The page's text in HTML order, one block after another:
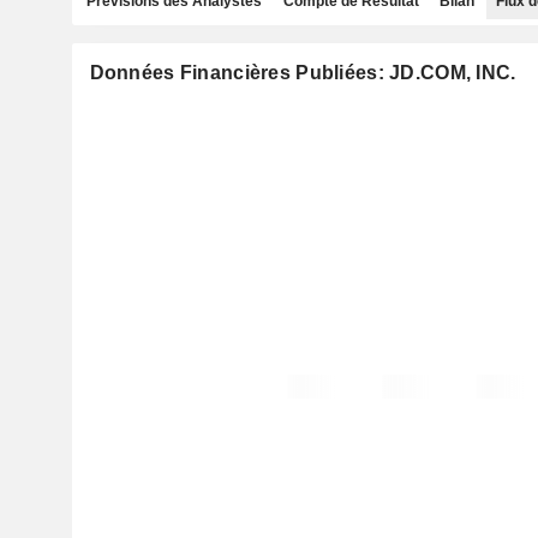
Données Financières Publiées: JD.COM, INC.